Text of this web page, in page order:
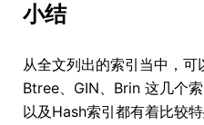
小结
从全文列出的索引当中，
Btree、GIN、Brin 这几个
以及Hash索引都有着比较